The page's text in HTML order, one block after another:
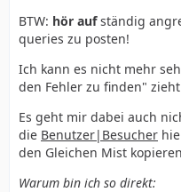
BTW: hör aufständig
queries zu posten!
Ich kann es nicht mehr
den Fehler zu finden"
Es geht mir dabei auch
die Benutzer|Besucher
den Gleichen Mist
Warum bin ich so direkt: